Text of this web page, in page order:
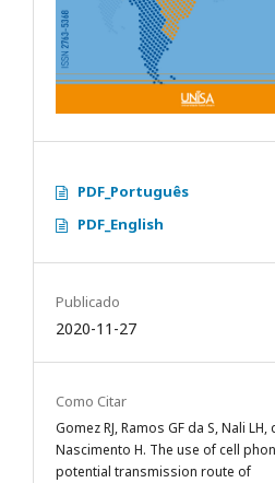
PDF_Português
PDF_English
Publicado
2020-11-27
Como Citar
Gomez RJ, Ramos GF da S, Nali LH,
Nascimento H. The use of cell
potential transmission route of